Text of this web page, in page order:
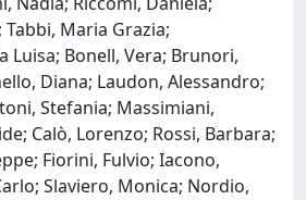
Maria Grazia;
Luisa; Bonell, Vera; Brunori,
Diana; Laudon, Alessandro;
Stefania; Massimiani,
Calò, Lorenzo; Rossi, Barbara;
Fiorini, Fulvio; Iacono,
Slaviero, Monica; Nordio,